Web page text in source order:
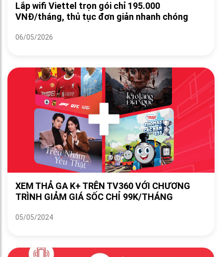
Lắp wifi Viettel trọn gói chỉ 195.000
VNĐ/tháng, thủ tục đơn giản nhanh chóng
06/05/2026
XEM THẢ GA K+ TRÊN TV360 VỚI CHƯƠNG
TRÌNH GIẢM GIÁ SỐC CHỈ 99K/THÁNG
05/05/2024